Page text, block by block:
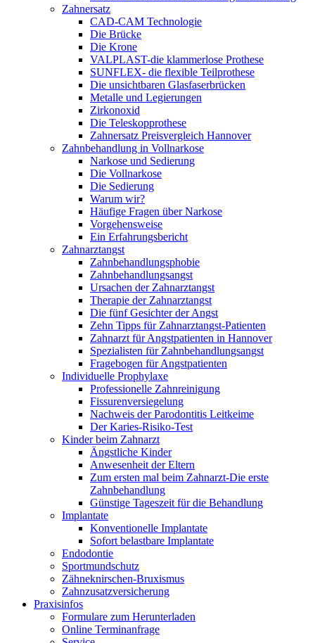
Zahnersatz
CAD-CAM Technologie
Die Brücke
Die Krone
VALPLAST-die klammerlose Prothese
SUNFLEX- die flexible Teilprothese
Die unsichtbaren Glasfaserbrücken
Metalle und Legierungen
Zirkonoxid
Die Teleskopprothese
Zahnersatz Preisvergleich Hannover
Zahnbehandlung in Vollnarkose
Narkose und Sedierung
Die Vollnarkose
Die Sedierung
Warum wir?
Häufige Fragen über Narkose
Vorgehensweise
Ein Erfahrungsbericht
Zahnarztangst
Zahnbehandlungsphobie
Zahnbehandlungsangst
Ursachen der Zahnarztangst
Therapie der Zahnarztangst
Die fünf Gesichter der Angst
Zehn Tipps für Zahnarztangst-Patienten
Zahnarzt für Angstpatienten in Hannover
Spezialisten für Zahnbehandlungsangst
Fragebogen für Angstpatienten
Individuelle Prophylaxe
Professionelle Zahnreinigung
Fissurenversiegelung
Nachweis der Parodontitis Leitkeime
Der Karies-Risiko-Test
Kinder beim Zahnarzt
Ängstliche Kinder
Anwesenheit der Eltern
Zum ersten mal beim Zahnarzt-Die erste
Zahnbehandlung
Günstige Tageszeit für die Behandlung
Implantate
Konventionelle Implantate
Sofort belastbare Implantate
Endodontie
Sportmundschutz
Zähneknirschen-Bruxismus
Zahnzusatzversicherung
Praxisinfos
Formulare zum Herunterladen
Online Terminanfrage